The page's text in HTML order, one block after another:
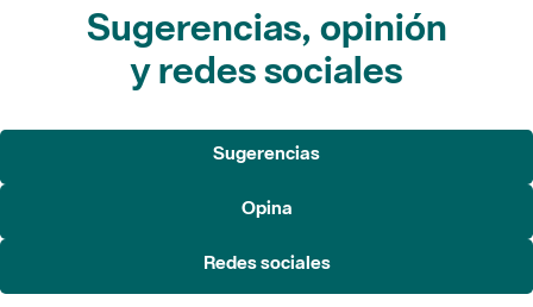
Sugerencias, opinión
y redes sociales
Sugerencias
Opina
Redes sociales